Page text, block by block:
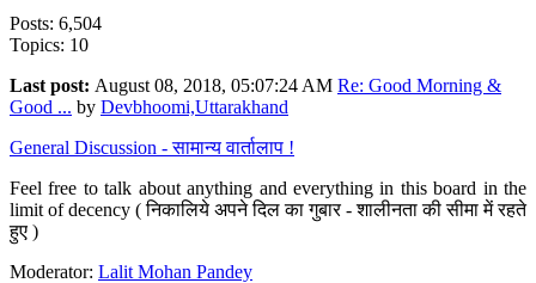
Posts: 6,504
Topics: 10
Last post: August 08, 2018, 05:07:24 AM Re: Good Morning &
Good ... by Devbhoomi,Uttarakhand
General Discussion - सामान्य वार्तालाप !
Feel free to talk about anything and everything in this board in the
limit of decency ( निकालिये अपने दिल का गुबार - शालीनता की सीमा में रहते
हुए )
Moderator: Lalit Mohan Pandey